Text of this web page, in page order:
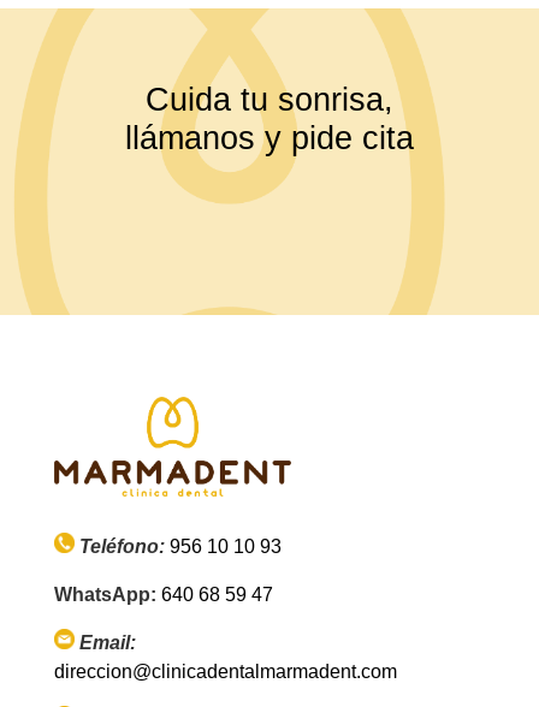
Cuida tu sonrisa,
llámanos y pide cita
Teléfono:956 10 10 93
WhatsApp: 640 68 59 47
Email:
direccion@clinicadentalmarmadent.com